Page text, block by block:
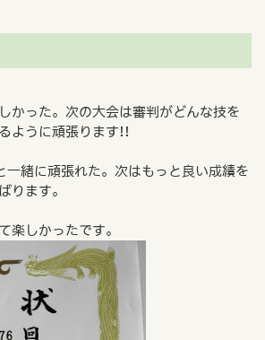
かった。次の大会は審判がどんな技を
ように頑張ります!!
一緒に頑張れた。次はもっと良い成績を
ります。
楽しかったです。